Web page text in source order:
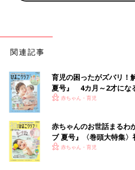
まれであってもなくても
ましてや、3歳になったばかりの早生
てはそのギャップは大きく感じられる
大事なのは、他の子どもと比べないこ
発達のスピードは異なりますので、『
神でいることが肝要です。
入園までにこれをしておいたらという
ことを心配されているママもいらっし
関連記事
育児の困ったがズバリ！
夏号』 4カ月～2才にな
いっぱい！
赤ちゃん・育児
赤ちゃんのお世話まるわ
ブ 夏号』〈巻頭大特集
く！ おっぱい・ミルクの
赤ちゃん・育児